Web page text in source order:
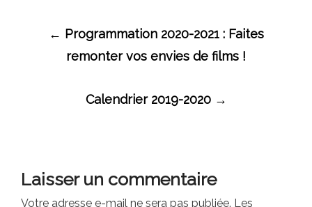
Navigation
← Programmation 2020-2021 : Faites
remonter vos envies de films !
Calendrier 2019-2020 →
Laisser un commentaire
Votre adresse e-mail ne sera pas publiée. Les